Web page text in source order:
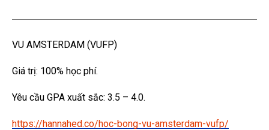
VU AMSTERDAM (VUFP)
Giá trị: 100% học phí.
Yêu cầu GPA xuất sắc: 3.5 – 4.0.
https://hannahed.co/hoc-bong-vu-amsterdam-vufp/